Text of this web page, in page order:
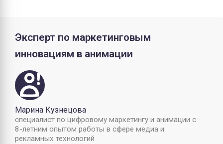
Эксперт по маркетинговым
инновациям в анимации
Марина Кузнецова
специалист по цифровому маркетингу и анимации с
8-летним опытом работы в сфере медиа и
рекламных технологий